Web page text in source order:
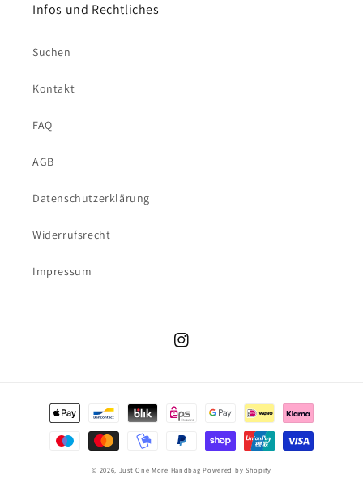
Infos und Rechtliches
Suchen
Kontakt
FAQ
AGB
Datenschutzerklärung
Widerrufsrecht
Impressum
Instagram
Zahlungsmethoden
© 2026, Just One More Handbag Powered by Shopify